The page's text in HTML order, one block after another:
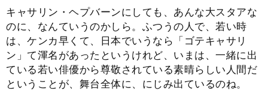
キャサリン・ヘプバーンにしても、あんな大スタアな
のに、なんていうのかしら。ふつうの人で、若い時
は、ケンカ早くて、日本でいうなら「ゴテキャサリ
ン」て渾名があったというけれど、いまは、一緒に出
ている若い俳優から尊敬されている素晴らしい人間だ
ということが、舞台全体に、にじみ出ているのね。